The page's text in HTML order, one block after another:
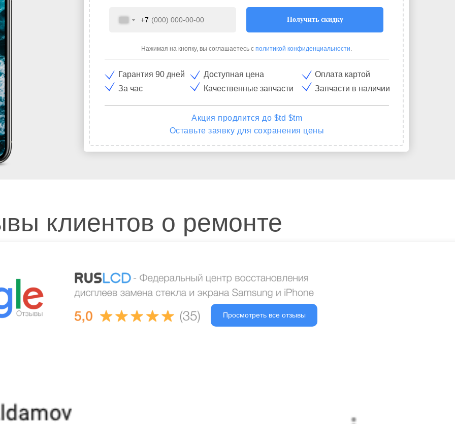
+7 Получить скидку
Нажимая на кнопку, вы соглашаетесь с политикой конфиденциальности.
Акция продлится до $td $tm
Оставьте заявку для сохранения цены
Гарантия 90 дней
За час
Доступная цена
Качественные запчасти
Оплата картой
Запчасти в наличии
Гарантия 90 дней
клиентов о ремонте
Просмотреть все отзывы